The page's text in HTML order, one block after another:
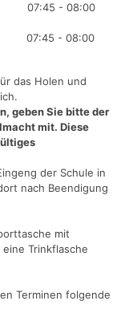
- 08:00
07:45 - 08:00
das Holen und
geben Sie bitte der
mit. Diese
der Schule in
nach Beendigung
mit
Trinkflasche
Terminen folgende